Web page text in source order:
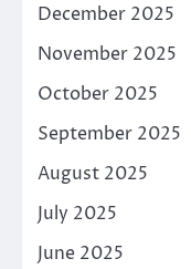
December 2025
November 2025
October 2025
September 2025
August 2025
July 2025
June 2025